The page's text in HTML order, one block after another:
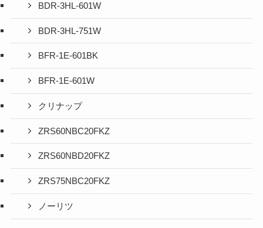
BDR-3HL-601W
BDR-3HL-751W
BFR-1E-601BK
BFR-1E-601W
クリナップ
ZRS60NBC20FKZ
ZRS60NBD20FKZ
ZRS75NBC20FKZ
ノーリツ